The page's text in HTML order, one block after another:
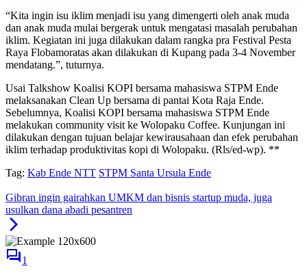
“Kita ingin isu iklim menjadi isu yang dimengerti oleh anak muda
dan anak muda mulai bergerak untuk mengatasi masalah perubahan
iklim. Kegiatan ini juga dilakukan dalam rangka pra Festival Pesta
Raya Flobamoratas akan dilakukan di Kupang pada 3-4 November
mendatang.”, tuturnya.
Usai Talkshow Koalisi KOPI bersama mahasiswa STPM Ende
melaksanakan Clean Up bersama di pantai Kota Raja Ende.
Sebelumnya, Koalisi KOPI bersama mahasiswa STPM Ende
melakukan community visit ke Wolopaku Coffee. Kunjungan ini
dilakukan dengan tujuan belajar kewirausahaan dan efek perubahan
iklim terhadap produktivitas kopi di Wolopaku. (Rls/ed-wp). **
Tag: Kab Ende NTT STPM Santa Ursula Ende
Gibran ingin gairahkan UMKM dan bisnis startup muda, juga
usulkan dana abadi pesantren
1